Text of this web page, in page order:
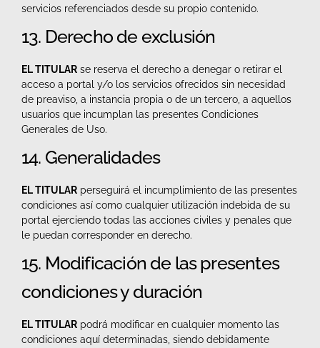
servicios referenciados desde su propio contenido.
13. Derecho de exclusión
EL TITULAR se reserva el derecho a denegar o retirar el
acceso a portal y/o los servicios ofrecidos sin necesidad
de preaviso, a instancia propia o de un tercero, a aquellos
usuarios que incumplan las presentes Condiciones
Generales de Uso.
14. Generalidades
EL TITULAR perseguirá el incumplimiento de las presentes
condiciones así como cualquier utilización indebida de su
portal ejerciendo todas las acciones civiles y penales que
le puedan corresponder en derecho.
15. Modificación de las presentes
condiciones y duración
EL TITULAR podrá modificar en cualquier momento las
condiciones aquí determinadas, siendo debidamente